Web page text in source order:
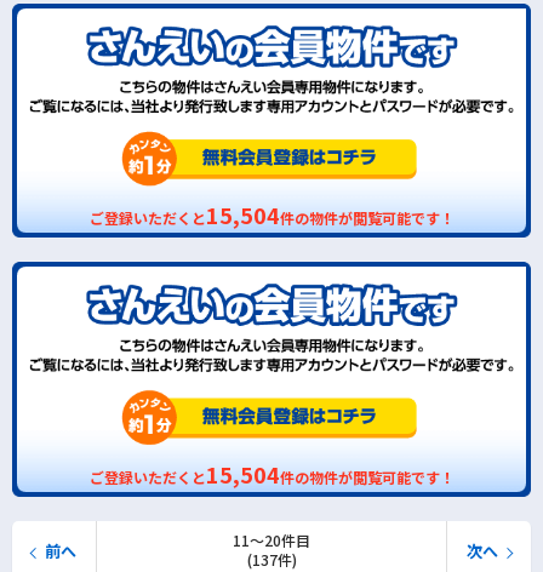
ご登録いただくと15,504件の物件が閲覧可能です！
ご登録いただくと15,504件の物件が閲覧可能です！
11〜20件目
(137件)
前へ 次へ